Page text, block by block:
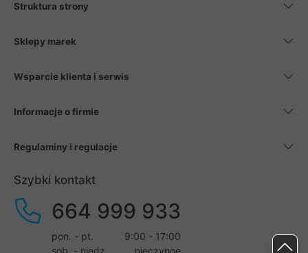
Struktura strony
Sklepy marek
Wsparcie klienta i serwis
Informacje o firmie
Regulaminy i regulacje
Szybki kontakt
664 999 933
pon. - pt.
9:00 - 17:00
sob. - niedz.
nieczynne